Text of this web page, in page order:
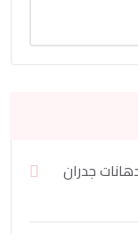
دهان الطائف ت: 0556131856 دهانات جدران